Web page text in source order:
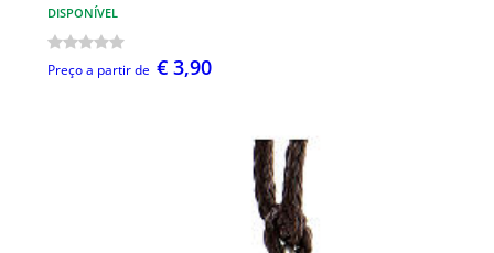
DISPONÍVEL
Preço a partir de € 3,90